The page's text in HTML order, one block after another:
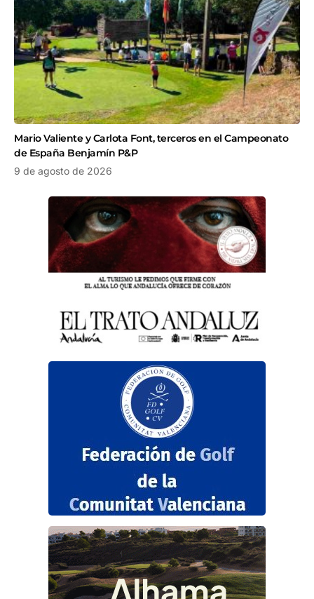
Mario Valiente y Carlota Font, terceros en el Campeonato
de España Benjamín P&P
9 de agosto de 2026